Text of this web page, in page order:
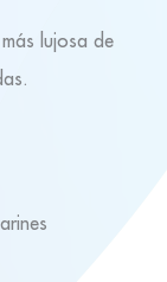
lujosa de